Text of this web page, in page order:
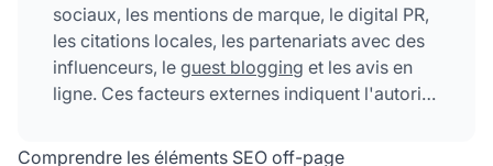
sociaux, les mentions de marque, le digital PR,
les citations locales, les partenariats avec des
influenceurs, le guest blogging et les avis en
ligne. Ces facteurs externes indiquent l'autorité
impactant directement le classement et la
Comprendre les éléments SEO off-page